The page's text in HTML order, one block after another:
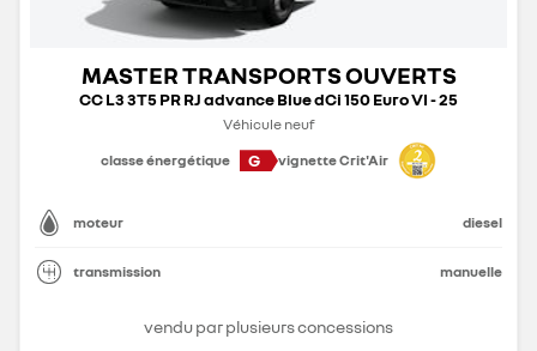
MASTER TRANSPORTS OUVERTS
CC L3 3T5 PR RJ advance Blue dCi 150 Euro VI - 25
Véhicule neuf
classe énergétique
G vignette Crit'Air
moteur diesel
transmission manuelle
vendu par plusieurs concessions